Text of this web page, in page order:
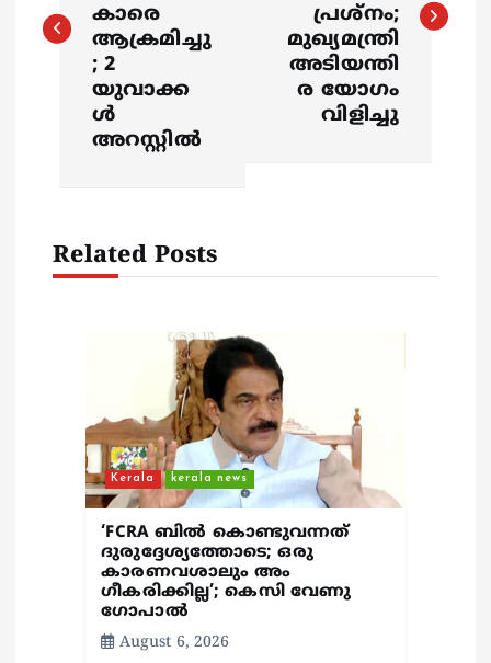
t
കാരെ
ആക്രമിച്ചു
; 2
യുവാക്ക
ൾ
അറസ്റ്റിൽ
പ്രശ്നം;
മുഖ്യമന്ത്രി
അടിയന്തി
ര യോഗം
വിളിച്ചു
Related Posts
Kerala kerala news
‘FCRA ബിൽ കൊണ്ടുവന്നത്
ദുരുദ്ദേശ്യത്തോടെ; ഒരു
കാരണവശാലും അം​
ഗീകരിക്കില്ല’; കെസി വേണു​
ഗോപാൽ
August 6, 2026